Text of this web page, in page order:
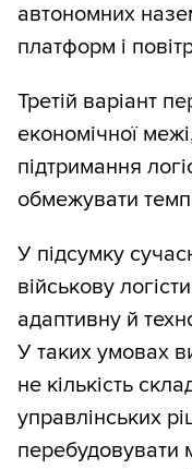
автономних
платформ і
Третій варіант
економічної
підтримання
обмежувати
У підсумку
військову
адаптивну й
У таких умовах
не кількість
управлінських
перебудовувати